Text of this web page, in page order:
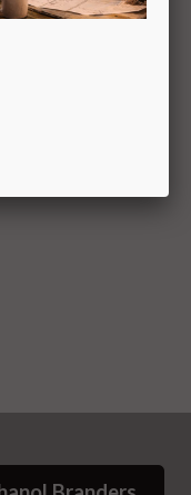
met houtvak,
vlammenspel.